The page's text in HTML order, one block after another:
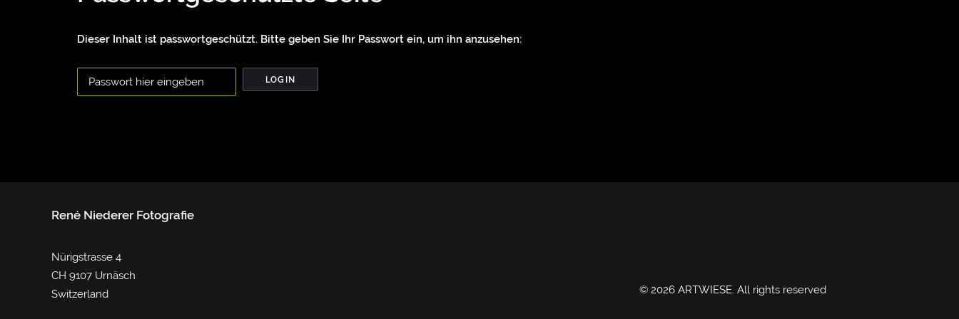
Dieser Inhalt ist passwortgeschützt. Bitte geben Sie Ihr Passwort ein, um ihn anzusehen:
René Niederer Fotografie
Nürigstrasse 4
CH 9107 Urnäsch
Switzerland
© 2026 ARTWIESE. All rights reserved